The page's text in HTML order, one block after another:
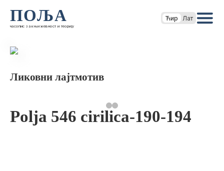
ПОЉА
часопис за књижевност и теорију
Ћир Лат
Ликовни лајтмотив
Polja 546 cirilica-190-194